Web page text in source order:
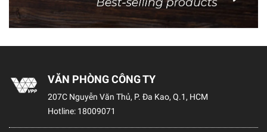
VĂN PHÒNG CÔNG TY
207C Nguyễn Văn Thủ, P. Đa Kao, Q.1, HCM
Hotline: 18009071